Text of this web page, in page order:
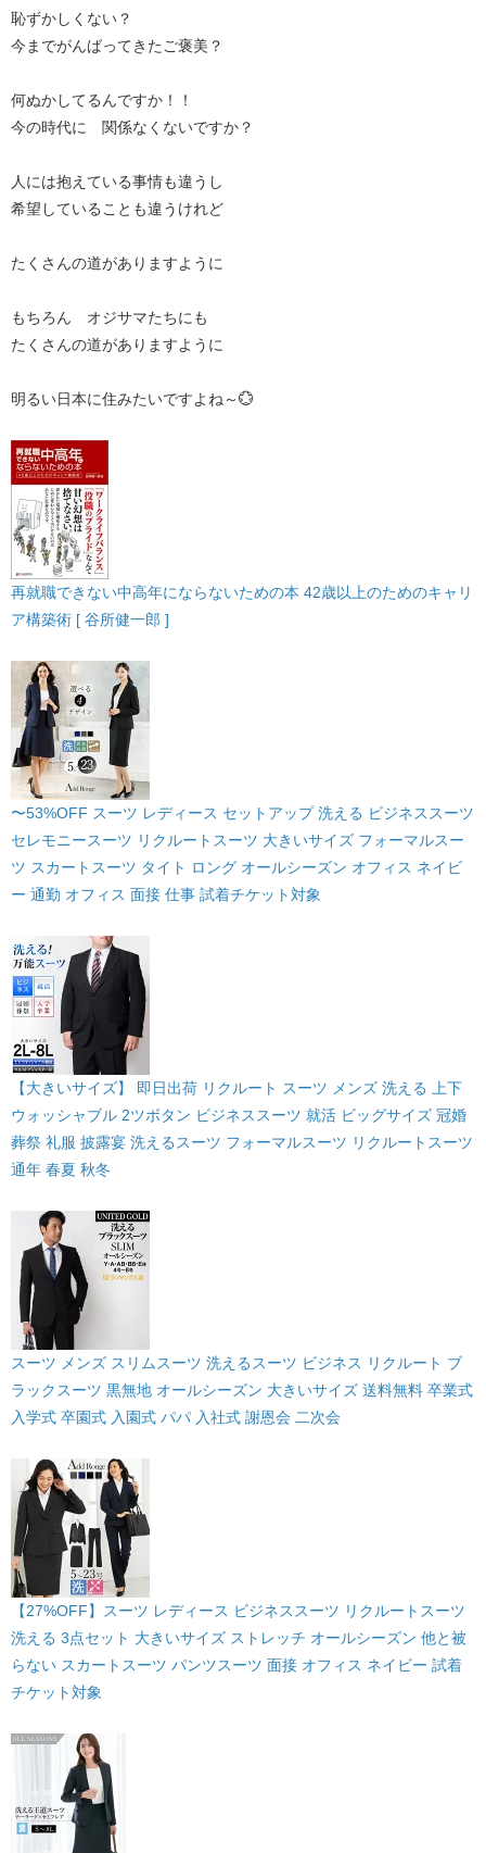
恥ずかしくない？
今までがんばってきたご褒美？
何ぬかしてるんですか！！
今の時代に 関係なくないですか？
人には抱えている事情も違うし
希望していることも違うけれど
たくさんの道がありますように
もちろん オジサマたちにも
たくさんの道がありますように
明るい日本に住みたいですよね～💮
再就職できない中高年にならないための本 42歳以上のためのキャリ
ア構築術 [ 谷所健一郎 ]
〜53%OFF スーツ レディース セットアップ 洗える ビジネススーツ
セレモニースーツ リクルートスーツ 大きいサイズ フォーマルスー
ツ スカートスーツ タイト ロング オールシーズン オフィス ネイビ
ー 通勤 オフィス 面接 仕事 試着チケット対象
【大きいサイズ】 即日出荷 リクルート スーツ メンズ 洗える 上下
ウォッシャブル 2ツボタン ビジネススーツ 就活 ビッグサイズ 冠婚
葬祭 礼服 披露宴 洗えるスーツ フォーマルスーツ リクルートスーツ
通年 春夏 秋冬
スーツ メンズ スリムスーツ 洗えるスーツ ビジネス リクルート ブ
ラックスーツ 黒無地 オールシーズン 大きいサイズ 送料無料 卒業式
入学式 卒園式 入園式 パパ 入社式 謝恩会 二次会
【27%OFF】スーツ レディース ビジネススーツ リクルートスーツ
洗える 3点セット 大きいサイズ ストレッチ オールシーズン 他と被
らない スカートスーツ パンツスーツ 面接 オフィス ネイビー 試着
チケット対象